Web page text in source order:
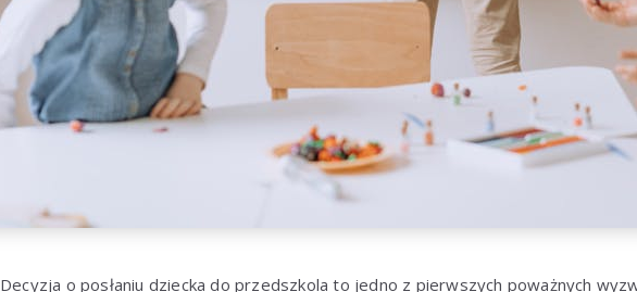
Decyzja o posłaniu dziecka do przedszkola to jedno z pierwszych poważnych